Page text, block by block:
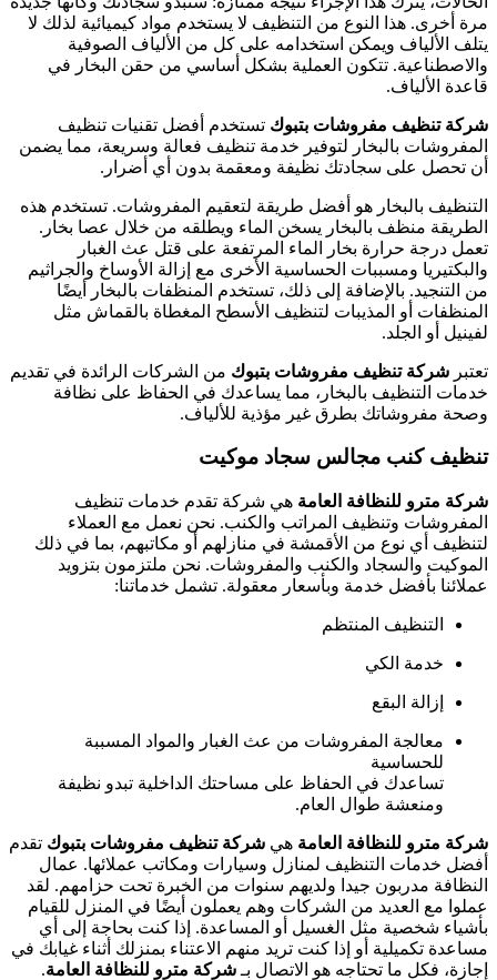
مرة أخرى. هذا النوع من التنظيف لا يستخدم مواد كيميائية لذلك لا
يتلف الألياف ويمكن استخدامه على كل من الألياف الصوفية
والاصطناعية. تتكون العملية بشكل أساسي من حقن البخار في
قاعدة الألياف.
شركة تنظيف مفروشات بتبوك تستخدم أفضل تقنيات تنظيف
المفروشات بالبخار لتوفير خدمة تنظيف فعالة وسريعة، مما يضمن
أن تحصل على سجادتك نظيفة ومعقمة بدون أي أضرار.
التنظيف بالبخار هو أفضل طريقة لتعقيم المفروشات. تستخدم هذه
الطريقة منظف بالبخار يسخن الماء ويطلقه من خلال عصا بخار.
تعمل درجة حرارة بخار الماء المرتفعة على قتل عث الغبار
والبكتيريا ومسببات الحساسية الأخرى مع إزالة الأوساخ والجراثيم
من التنجيد. بالإضافة إلى ذلك، تستخدم المنظفات بالبخار أيضًا
المنظفات أو المذيبات لتنظيف الأسطح المغطاة بالقماش مثل
لفينيل أو الجلد.
تعتبر شركة تنظيف مفروشات بتبوك من الشركات الرائدة في تقديم
خدمات التنظيف بالبخار، مما يساعدك في الحفاظ على نظافة
وصحة مفروشاتك بطرق غير مؤذية للألياف.
تنظيف كنب مجالس سجاد موكيت
شركة مترو للنظافة العامة هي شركة تقدم خدمات تنظيف
المفروشات وتنظيف المراتب والكنب. نحن نعمل مع العملاء
لتنظيف أي نوع من الأقمشة في منازلهم أو مكاتبهم، بما في ذلك
الموكيت والسجاد والكنب والمفروشات. نحن ملتزمون بتزويد
عملائنا بأفضل خدمة وبأسعار معقولة. تشمل خدماتنا:
التنظيف المنتظم
خدمة الكي
إزالة البقع
معالجة المفروشات من عث الغبار والمواد المسببة
للحساسية
تساعدك في الحفاظ على مساحتك الداخلية تبدو نظيفة
ومنعشة طوال العام.
شركة مترو للنظافة العامة هي شركة تنظيف مفروشات بتبوك تقدم
أفضل خدمات التنظيف لمنازل وسيارات ومكاتب عملائها. عمال
النظافة مدربون جيدا ولديهم سنوات من الخبرة تحت حزامهم. لقد
عملوا مع العديد من الشركات وهم يعملون أيضًا في المنزل للقيام
بأشياء شخصية مثل الغسيل أو المساعدة. إذا كنت بحاجة إلى أي
مساعدة تكميلية أو إذا كنت تريد منهم الاعتناء بمنزلك أثناء غيابك في
إجازة، فكل ما تحتاجه هو الاتصال بـ شركة مترو للنظافة العامة.